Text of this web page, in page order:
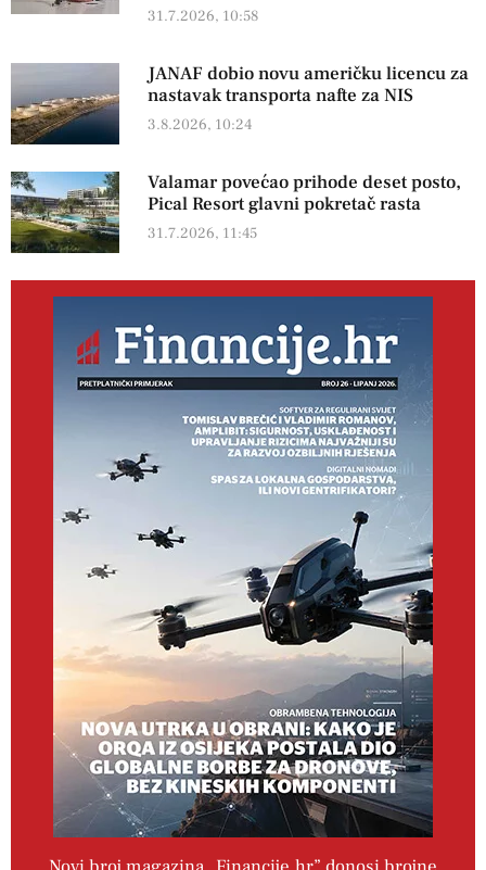
31.7.2026, 10:58
JANAF dobio novu američku licencu za
nastavak transporta nafte za NIS
3.8.2026, 10:24
Valamar povećao prihode deset posto,
Pical Resort glavni pokretač rasta
31.7.2026, 11:45